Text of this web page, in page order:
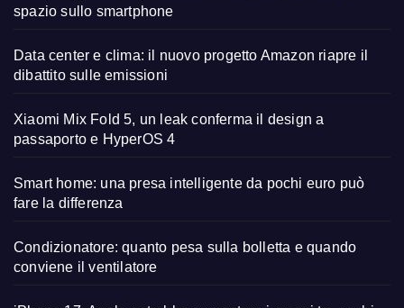
spazio sullo smartphone
Data center e clima: il nuovo progetto Amazon riapre il
dibattito sulle emissioni
Xiaomi Mix Fold 5, un leak conferma il design a
passaporto e HyperOS 4
Smart home: una presa intelligente da pochi euro può
fare la differenza
Condizionatore: quanto pesa sulla bolletta e quando
conviene il ventilatore